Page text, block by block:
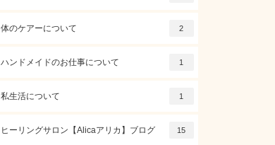
体のケアーについて 2
ハンドメイドのお仕事について 1
私生活について 1
ヒーリングサロン【Alicaアリカ】ブログ 15